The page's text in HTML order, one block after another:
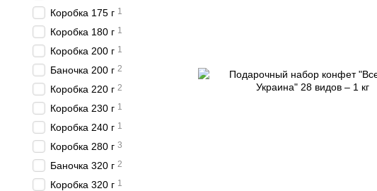
Коробка 175 г 1
Коробка 180 г 1
Коробка 200 г 1
Баночка 200 г 2
Коробка 220 г 2
Коробка 230 г 1
Коробка 240 г 1
Коробка 280 г 3
Баночка 320 г 2
Коробка 320 г 1